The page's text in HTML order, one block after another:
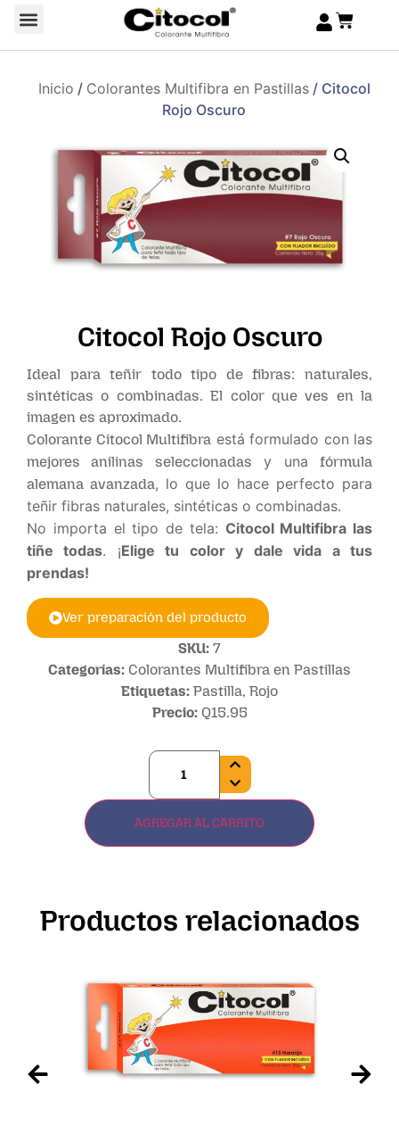
Inicio / Colorantes Multifibra en Pastillas/ Citocol
Rojo Oscuro
Citocol Rojo Oscuro
Ideal para teñir todo tipo de fibras: naturales,
sintéticas o combinadas. El color que ves en la
imagen es aproximado.
Colorante Citocol Multifibra está formulado con las
mejores anilinas seleccionadas y unafórmula
alemana avanzada, lo que lo hace perfecto para
teñir fibras naturales, sintéticas o combinadas.
No importa el tipo de tela: Citocol Multifibra las
tiñe todas. ¡Elige tu color y dale vida a tus
prendas!
Ver preparación del producto
SKU: 7
Categorías: Colorantes Multifibra en Pastillas
Etiquetas: Pastilla, Rojo
Precio: Q15.95
AGREGAR AL CARRITO
Productos relacionados